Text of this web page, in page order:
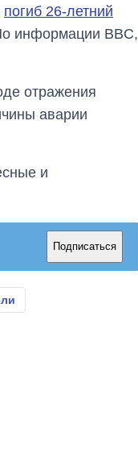
погиб 26-летний
информации BBC,
отражения
аварии
и
Подписаться